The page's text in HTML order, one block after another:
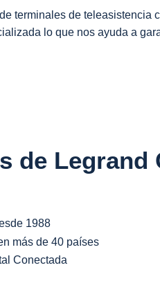
terminales de
lo que nos ayuda a
de Legrand
1988
más de 40 países
Conectada